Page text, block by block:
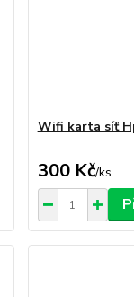
Wifi karta síť
300 Kč/ks